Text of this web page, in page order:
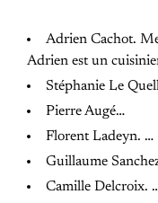
Adrien Cachot.
Adrien est un
Stéphanie Le
Pierre Augé…
Florent Ladeyn. …
Guillaume
Camille Delcroix.